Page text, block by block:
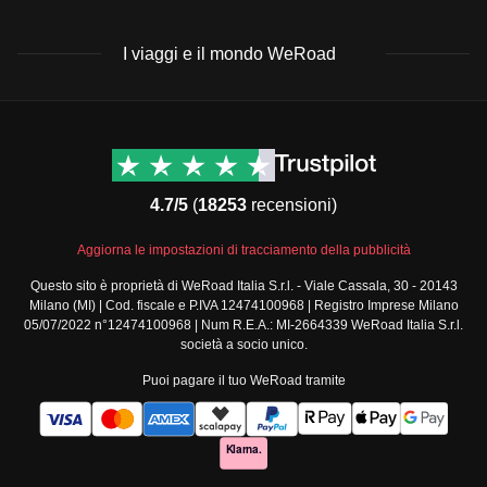
I viaggi e il mondo WeRoad
Viaggi di gruppo Nord
Viaggi di gruppo Centro
Viaggi di gruppo Sud
America
Viaggi di gruppo Africa
Viaggi di gruppo Medio
Viaggi di gruppo Asia
Viaggi di gruppo Europa
Viaggi di gruppo Nord
Contatti
Termini e condizioni
Condizioni generali
standard
Policy annullamento
viaggio
Cookie policy
Privacy policy
Security
4.7/5 (18253 recensioni)
Aggiorna le impostazioni di tracciamento della pubblicità
Questo sito è proprietà di WeRoad Italia S.r.l. - Viale Cassala, 30 - 20143
Milano (MI) | Cod. fiscale e P.IVA 12474100968 | Registro Imprese Milano
05/07/2022 n°12474100968 | Num R.E.A.: MI-2664339 WeRoad Italia S.r.l.
società a socio unico.
Puoi pagare il tuo WeRoad tramite